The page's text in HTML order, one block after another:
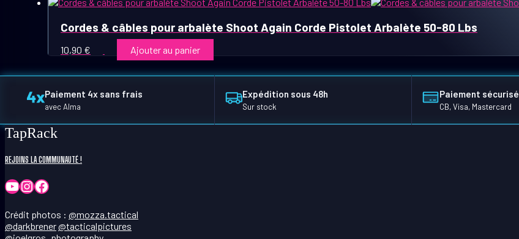
page
produit
Cordes & câbles pour arbalète Shoot Again Corde Pistolet Arbalète 50-80 Lbs
10,90 € Ajouter au panier
Paiement 4x sans frais
avec Alma
Expédition sous 48h
Sur stock
Paiement sécurisé
CB, Visa, Mastercard
TapRack
REJOINS LA COMMUNAUTÉ !
YouTube
Instagram
Facebook
Crédit photos : @mozza.tactical
@darkbrener@tacticalpictures